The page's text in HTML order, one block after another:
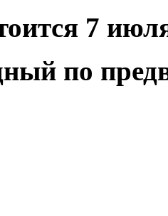
7
по